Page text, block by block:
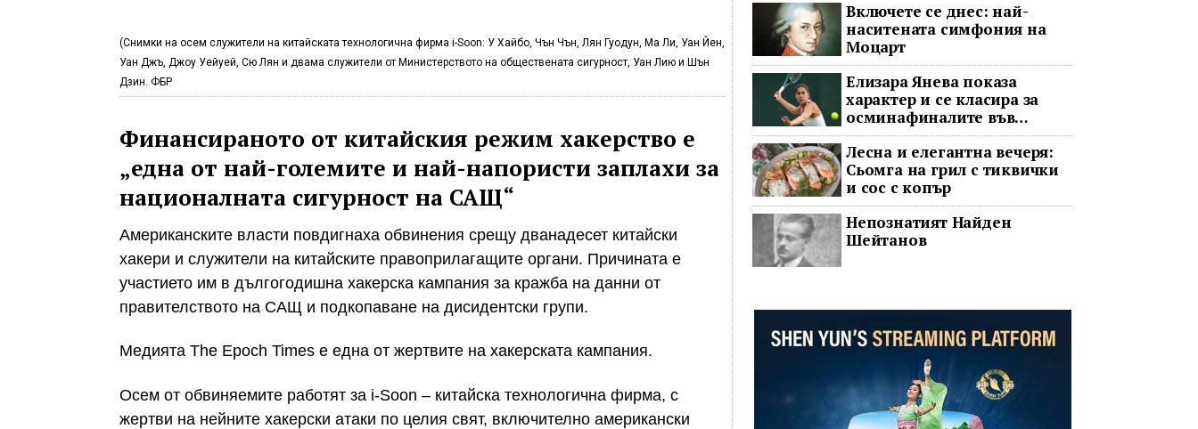
(Снимки на осем служители на китайската технологична фирма i-Soon: У Хайбо, Чън Чън, Лян Гуодун, Mа Ли, Уан Йен,
Уан Джъ, Джоу Уейуей, Сю Лян и двама служители от Министерството на обществената сигурност, Уан Лию и Шън
Дзин. ФБР
Финансираното от китайския режим хакерство е
„една от най-големите и най-напористи заплахи за
националната сигурност на САЩ“
Американските власти повдигнаха обвинения срещу дванадесет китайски
хакери и служители на китайските правоприлагащите органи. Причината е
участието им в дългогодишна хакерска кампания за кражба на данни от
правителството на САЩ и подкопаване на дисидентски групи.
Медията The Epoch Times е една от жертвите на хакерската кампания.
Осем от обвиняемите работят за i-Soon – китайска технологична фирма, с
жертви на нейните хакерски атаки по целия свят, включително американски
Включете се днес: най-
наситената симфония на
Моцарт
Елизара Янева показа
характер и се класира за
осминафиналите във
Варшава след впечатляващ
обрат
Лесна и елегантна вечеря:
Сьомга на грил с тиквички
и сос с копър
Непознатият Найден
Шейтанов